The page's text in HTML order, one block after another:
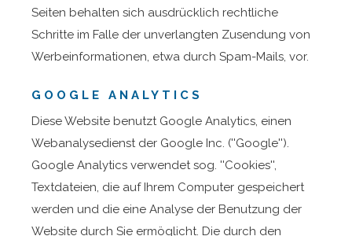
Seiten behalten sich ausdrücklich rechtliche
Schritte im Falle der unverlangten Zusendung von
Werbeinformationen, etwa durch Spam-Mails, vor.
GOOGLE ANALYTICS
Diese Website benutzt Google Analytics, einen
Webanalysedienst der Google Inc. (''Google'').
Google Analytics verwendet sog. ''Cookies'',
Textdateien, die auf Ihrem Computer gespeichert
werden und die eine Analyse der Benutzung der
Website durch Sie ermöglicht. Die durch den